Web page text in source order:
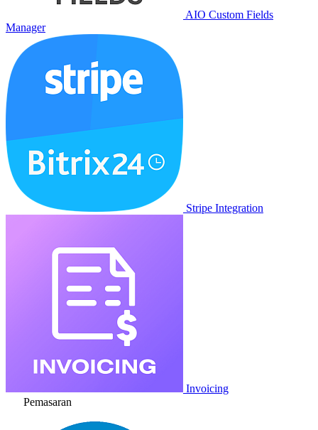
AIO Custom Fields
Manager
Stripe Integration
Invoicing
Pemasaran